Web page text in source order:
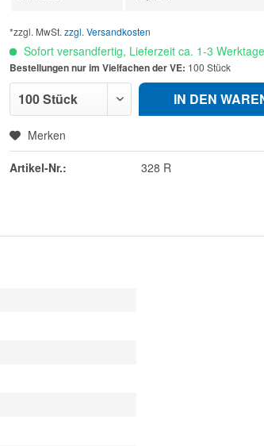
*zzgl. MwSt.zzgl. Versandkosten
Sofort versandfertig, Lieferzeit ca. 1-3 Werktage
Bestellungen nur im Vielfachen der VE: 100 Stück
IN DEN
Merken
Artikel-Nr.: 328 R